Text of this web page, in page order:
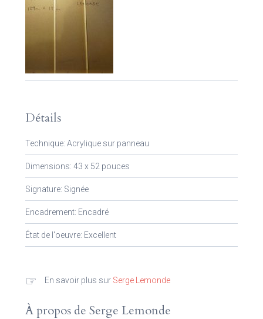
Détails
Technique: Acrylique sur panneau
Dimensions: 43 x 52 pouces
Signature: Signée
Encadrement: Encadré
État de l'oeuvre: Excellent
☞ En savoir plus sur Serge Lemonde
À propos de Serge Lemonde